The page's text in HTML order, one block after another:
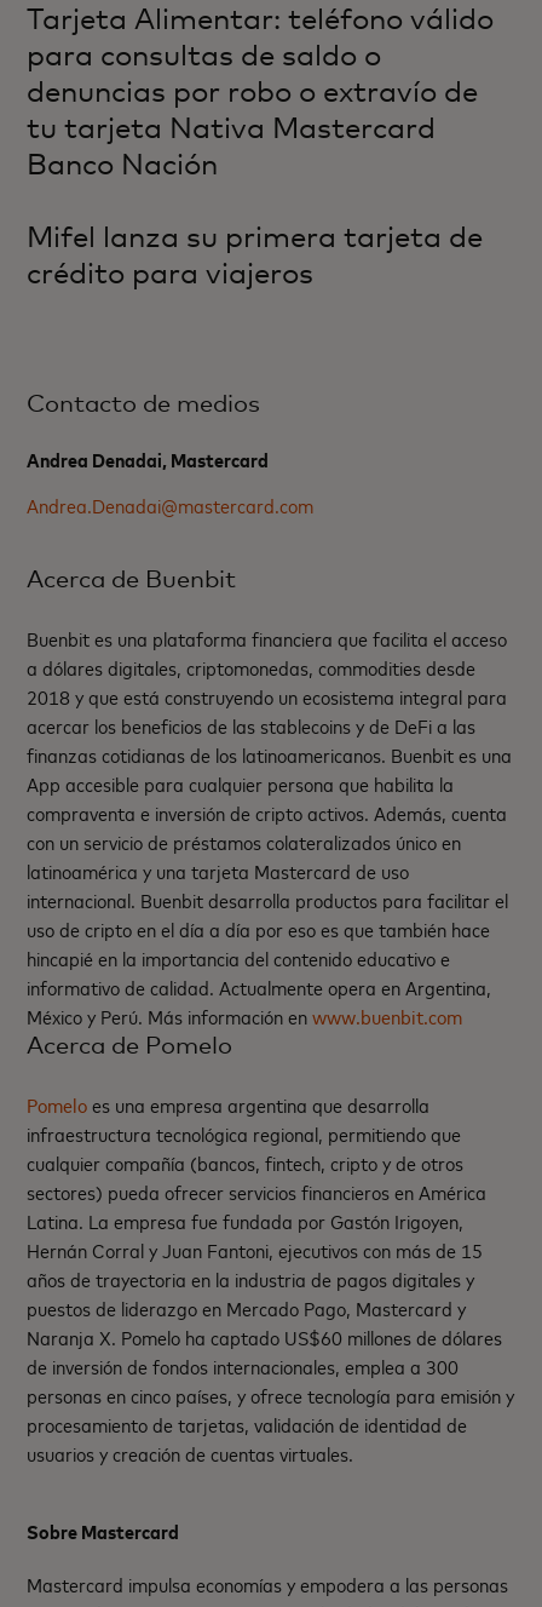
Tarjeta Alimentar: teléfono válido
para consultas de saldo o
denuncias por robo o extravío de
tu tarjeta Nativa Mastercard
Banco Nación
Mifel lanza su primera tarjeta de
crédito para viajeros
Contacto de medios
Andrea Denadai, Mastercard
Andrea.Denadai@mastercard.com
Acerca de Buenbit
Buenbit es una plataforma financiera que facilita el acceso
a dólares digitales, criptomonedas, commodities desde
2018 y que está construyendo un ecosistema integral para
acercar los beneficios de las stablecoins y de DeFi a las
finanzas cotidianas de los latinoamericanos. Buenbit es una
App accesible para cualquier persona que habilita la
compraventa e inversión de cripto activos. Además, cuenta
con un servicio de préstamos colateralizados único en
latinoamérica y una tarjeta Mastercard de uso
internacional. Buenbit desarrolla productos para facilitar el
uso de cripto en el día a día por eso es que también hace
hincapié en la importancia del contenido educativo e
informativo de calidad. Actualmente opera en Argentina,
México y Perú. Más información enwww.buenbit.com
Acerca de Pomelo
Pomeloes una empresa argentina que desarrolla
infraestructura tecnológica regional, permitiendo que
cualquier compañía (bancos, fintech, cripto y de otros
sectores) pueda ofrecer servicios financieros en América
Latina. La empresa fue fundada por Gastón Irigoyen,
Hernán Corral y Juan Fantoni, ejecutivos con más de 15
años de trayectoria en la industria de pagos digitales y
puestos de liderazgo en Mercado Pago, Mastercard y
Naranja X. Pomelo ha captado US$60 millones de dólares
de inversión de fondos internacionales, emplea a 300
personas en cinco países, y ofrece tecnología para emisión y
procesamiento de tarjetas, validación de identidad de
usuarios y creación de cuentas virtuales.
Sobre Mastercard
Mastercard impulsa economías y empodera a las personas